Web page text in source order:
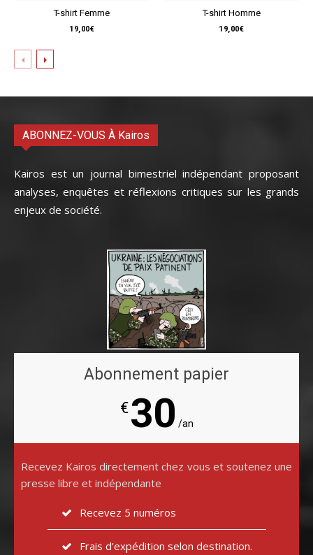
T-shirt Femme
19,00€
T-shirt Homme
19,00€
ABONNEZ-VOUS À Kairos
Kairos est un journal bimestriel indépendant proposant
analyses, enquêtes et réflexions critiques sur les grands
enjeux de société.
Abonnement papier
€30 /an
Recevez Kairos directement chez vous et soutenez une
presse libre et indépendante
Recevez 5 numéros
Frais d’expédition selon destination.